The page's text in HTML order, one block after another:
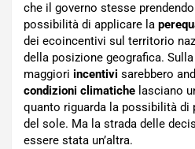
che il governo stesse
possibilità di applicare la
dei ecoincentivi sul territorio
della posizione geografica.
maggiori incentivi sarebbero
condizioni climatiche lasciano
quanto riguarda la possibilità di
del sole. Ma la strada delle
essere stata un’altra.